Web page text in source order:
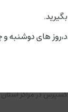
در مراکز